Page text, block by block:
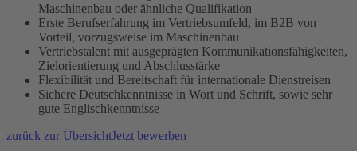
Maschinenbau oder ähnliche Qualifikation
Erste Berufserfahrung im Vertriebsumfeld, im B2B von
Vorteil, vorzugsweise im Maschinenbau
Vertriebstalent mit ausgeprägten Kommunikationsfähigkeiten,
Zielorientierung und Abschlusstärke
Flexibilität und Bereitschaft für internationale Dienstreisen
Sichere Deutschkenntnisse in Wort und Schrift, sowie sehr
gute Englischkenntnisse
zurück zur ÜbersichtJetzt bewerben